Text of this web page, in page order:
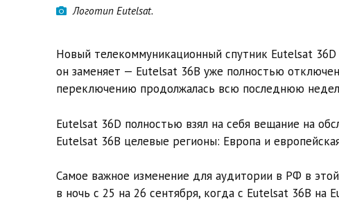
Логотип Eutelsat.
Новый телекоммуникационный спутник Eutelsat 36D
он заменяет — Eutelsat 36B уже полностью
переключению продолжалась всю последнюю
Eutelsat 36D полностью взял на себя вещание на
Eutelsat 36B целевые регионы: Европа и
Самое важное изменение для аудитории в РФ в
в ночь с 25 на 26 сентября, когда с Eutelsat 36B на